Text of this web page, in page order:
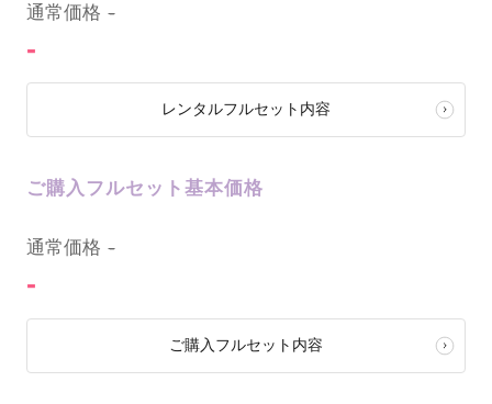
通常価格 -
-
レンタルフルセット内容
ご購入フルセット基本価格
通常価格 -
-
ご購入フルセット内容